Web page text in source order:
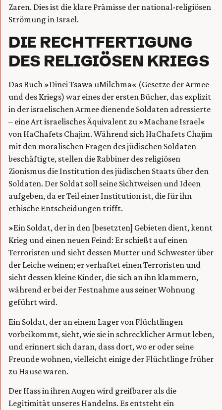
Zaren. Dies ist die klare Prämisse der national-religiösen
Strömung in Israel.
DIE RECHTFERTIGUNG
DES RELIGIÖSEN KRIEGS
Das Buch »Dinei Tsawa uMilchma« (Gesetze der Armee
und des Kriegs) war eines der ersten Bücher, das explizit
in der israelischen Armee dienende Soldaten adressierte
– eine Art israelisches Äquivalent zu »Machane Israel«
von HaChafets Chajim. Während sich HaChafets Chajim
mit den moralischen Fragen des jüdischen Soldaten
beschäftigte, stellen die Rabbiner des religiösen
Zionismus die Institution des jüdischen Staats über den
Soldaten. Der Soldat soll seine Sichtweisen und Ideen
aufgeben, da er Teil einer Institution ist, die für ihn
ethische Entscheidungen trifft.
»Ein Soldat, der in den [besetzten] Gebieten dient, kennt
Krieg und einen neuen Feind: Er schießt auf einen
Terroristen und sieht dessen Mutter und Schwester über
der Leiche weinen; er verhaftet einen Terroristen und
sieht dessen kleine Kinder, die sich an ihn klammern,
während er bei der Festnahme aus seiner Wohnung
geführt wird.
Ein Soldat, der an einem Lager von Flüchtlingen
vorbeikommt, sieht, wie sie in schrecklicher Armut leben,
und erinnert sich daran, dass dort, wo er oder seine
Freunde wohnen, vielleicht einige der Flüchtlinge früher
zu Hause waren.
Der Hass in ihren Augen wird greifbarer als die
Legitimität unseres Handelns. Es entsteht ein